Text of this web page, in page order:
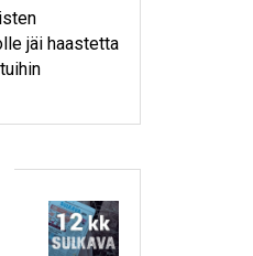
jäi haastetta